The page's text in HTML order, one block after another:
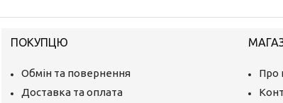
ПОКУПЦЮ
Обмін та повернення
Доставка та оплата
Про